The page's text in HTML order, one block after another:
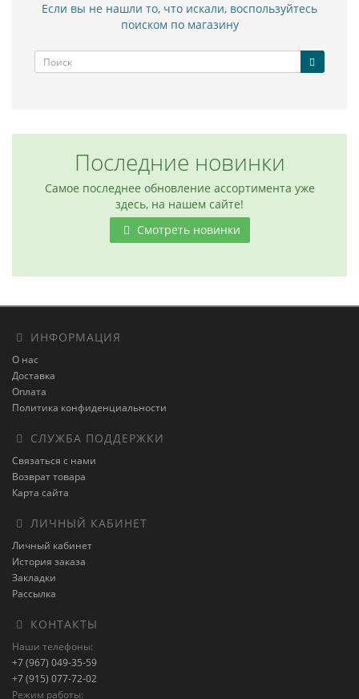
Если вы не нашли то, что искали, воспользуйтесь
поиском по магазину
Последние новинки
Самое последнее обновление ассортимента уже
здесь, на нашем сайте!
Смотреть новинки
ИНФОРМАЦИЯ
О нас
Доставка
Оплата
Политика конфиденциальности
СЛУЖБА ПОДДЕРЖКИ
Связаться с нами
Возврат товара
Карта сайта
ЛИЧНЫЙ КАБИНЕТ
Личный кабинет
История заказа
Закладки
Рассылка
КОНТАКТЫ
Наши телефоны:
+7 (967) 049-35-59
+7 (915) 077-72-02
Режим работы: